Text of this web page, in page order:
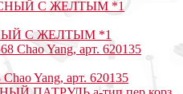
С ЖЕЛТЫМ *1
Yang, арт. 620135